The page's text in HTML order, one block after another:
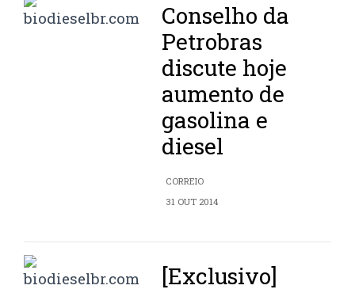
Conselho da
Petrobras
discute hoje
aumento de
gasolina e
diesel
CORREIO
31 OUT 2014
[Exclusivo]